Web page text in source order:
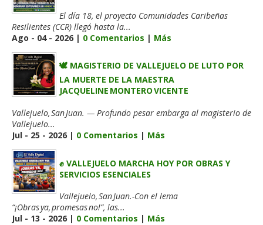
El día 18, el proyecto Comunidades Caribeñas
Resilientes (CCR) llegó hasta la...
Ago - 04 - 2026 | 0 Comentarios | Más
🕊️ MAGISTERIO DE VALLEJUELO DE LUTO POR
LA MUERTE DE LA MAESTRA
JACQUELINE MONTERO VICENTE
Vallejuelo, San Juan. — Profundo pesar embarga al magisterio de
Vallejuelo...
Jul - 25 - 2026 | 0 Comentarios | Más
✊ VALLEJUELO MARCHA HOY POR OBRAS Y
SERVICIOS ESENCIALES
Vallejuelo, San Juan.-Con el lema
“¡Obras ya, promesas no!”, las...
Jul - 13 - 2026 | 0 Comentarios | Más